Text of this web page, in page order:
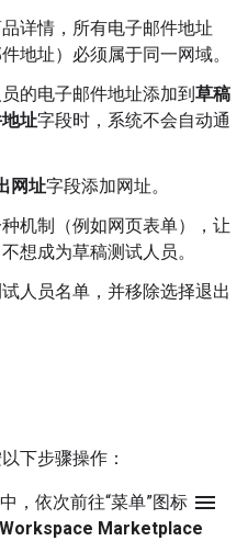
详情，所有电子邮件地址
地址）必须属于同一网域。
的电子邮件地址添加到草稿
址字段时，系统不会自动通
网址字段添加网址。
机制（例如网页表单），让
想成为草稿测试人员。
人员名单，并移除选择退出
下步骤操作：
，依次前往“菜单”图标 menu
Marketplace